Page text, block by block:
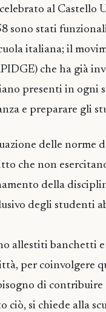
al Castello
sono stati
italiana; il
che ha già
presenti in
e preparare gli
delle norme
che non
della
degli studenti
allestiti banchetti
per coinvolgere
di
si chiede alla